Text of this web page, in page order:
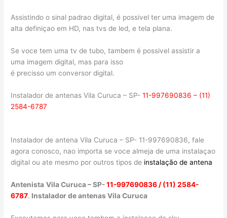
Assistindo o sinal padrao digital, é possivel ter uma imagem de
alta definiçao em HD, nas tvs de led, e tela plana.
Se voce tem uma tv de tubo, tambem é possivel assistir a
uma imagem digital, mas para isso
é precisso um conversor digital.
Instalador de antenas Vila Curuca – SP-11-997690836 – (11)
2584-6787
Instalador de antena Vila Curuca – SP- 11-997690836, fale
agora conosco, nao importa se voce almeja de uma instalaçao
digital ou ate mesmo por outros tipos de instalação de antena
Antenista Vila Curuca – SP-11-997690836 / (11) 2584-
6787. Instalador de antenas Vila Curuca